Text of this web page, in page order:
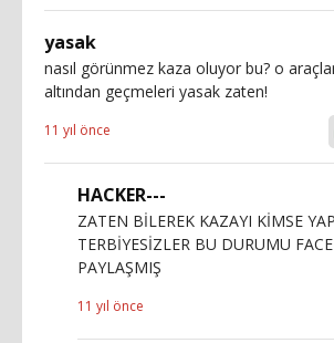
yasak
nasıl görünmez kaza oluyor bu? o
altından geçmeleri yasak zaten!
11 yıl önce
HACKER---
ZATEN BİLEREK KAZAYI KİMSE
TERBİYESİZLER BU DURUMU
PAYLAŞMIŞ
11 yıl önce